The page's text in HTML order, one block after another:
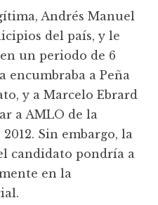
Andrés Manuel
del país, y le
un periodo de 6
encumbraba a Peña
y a Marcelo Ebrard
a AMLO de la
Sin embargo, la
candidato pondría a
en la